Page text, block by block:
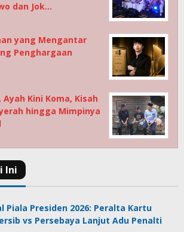
dan Jok…
yang Mengantar
Penghargaan
Kini Koma, Kisah
hingga Mimpinya
Piala Presiden 2026: Peralta Kartu
vs Persebaya Lanjut Adu Penalti